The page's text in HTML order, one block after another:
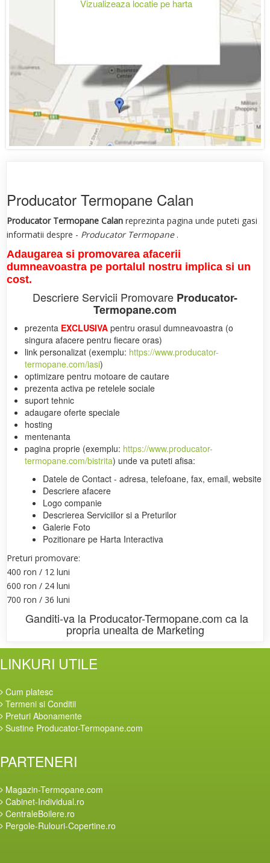
Vizualizeaza locatie pe harta
Producator Termopane Calan
Producator Termopane Calan reprezinta pagina unde puteti gasi
informatii despre - Producator Termopane .
Adaugarea si promovarea afacerii
dumneavoastra pe portalul nostru implica si un
cost.
Descriere Servicii Promovare Producator-
Termopane.com
prezenta EXCLUSIVA pentru orasul dumneavoastra (o
singura afacere pentru fiecare oras)
link personalizat (exemplu: https://www.producator-
termopane.com/iasi)
optimizare pentru motoare de cautare
prezenta activa pe retelele sociale
suport tehnic
adaugare oferte speciale
hosting
mentenanta
pagina proprie (exemplu: https://www.producator-
termopane.com/bistrita) unde va puteti afisa:
Datele de Contact - adresa, telefoane, fax, email, website
Descriere afacere
Logo companie
Descrierea Serviciilor si a Preturilor
Galerie Foto
Pozitionare pe Harta Interactiva
Preturi promovare:
400 ron / 12 luni
600 ron / 24 luni
700 ron / 36 luni
Ganditi-va la Producator-Termopane.com ca la
propria unealta de Marketing
LINKURI UTILE
Cum platesc
Termeni si Conditii
Preturi Abonamente
Sustine Producator-Termopane.com
PARTENERI
Magazin-Termopane.com
Cabinet-Individual.ro
CentraleBoilere.ro
Pergole-Rulouri-Copertine.ro